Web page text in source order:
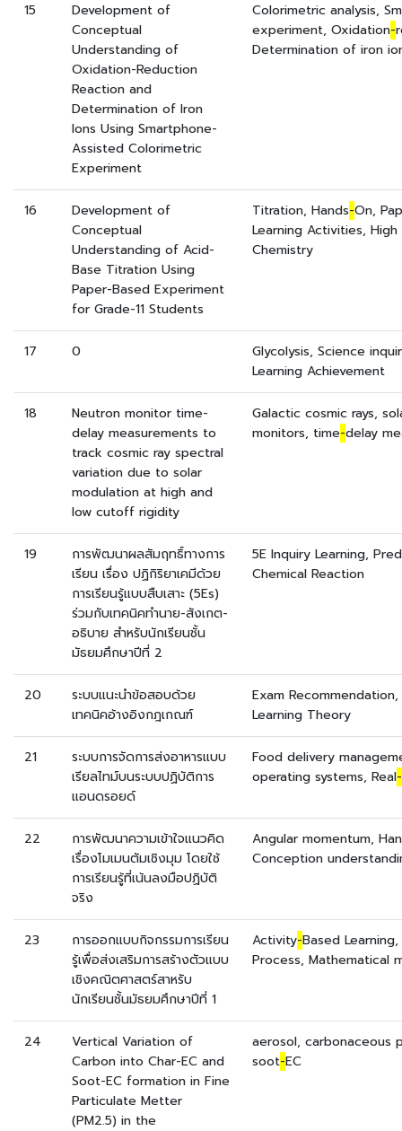
15
Development of
Conceptual
Understanding of
Oxidation-Reduction
Reaction and
Determination of Iron
Ions Using Smartphone-
Assisted Colorimetric
Experiment
Colorimetric analysis,
experiment, Oxidation-
Determination of iron
16
Development of
Conceptual
Understanding of Acid-
Base Titration Using
Paper-Based Experiment
for Grade-11 Students
Titration, Hands-On,
Learning Activities,
Chemistry
17 0
Glycolysis, Science
Learning Achievement
18
Neutron monitor time-
delay measurements to
track cosmic ray spectral
variation due to solar
modulation at high and
low cutoff rigidity
Galactic cosmic rays,
monitors, time-delay
19
การพัฒนาผลสัมฤทธิ์ทางการ
เรียน เรื่อง ปฏิกิริยาเคมีด้วย
การเรียนรู้แบบสืบเสาะ (5Es)
ร่วมกับเทคนิคทํานาย-สังเกต-
อธิบาย สําหรับนักเรียนชั้น
มัธยมศึกษาปีที่ 2
5E Inquiry Learning,
Chemical Reaction
20
ระบบแนะนำข้อสอบด้วย
เทคนิคอ้างอิงกฎเกณฑ์
Exam
Learning Theory
21
ระบบการจัดการส่งอาหารแบบ
เรียลไทม์บนระบบปฏิบัติการ
แอนดรอยด์
Food delivery
operating systems, Real-
22
การพัฒนาความเข้าใจแนวคิด
เรื่องโมเมนตัมเชิงมุม โดยใช้
การเรียนรู้ที่เน้นลงมือปฏิบัติ
จริง
Angular momentum,
Conception
23
การออกแบบกิจกรรมการเรียน
รู้เพื่อส่งเสริมการสร้างตัวแบบ
เชิงคณิตศาสตร์สาหรับ
นักเรียนชั้นมัธยมศึกษาปีที่ 1
Activity-Based
Process, Mathematical
24
Vertical Variation of
Carbon into Char-EC and
Soot-EC formation in Fine
Particulate Metter
(PM2.5) in the
aerosol, carbonaceous
soot-EC